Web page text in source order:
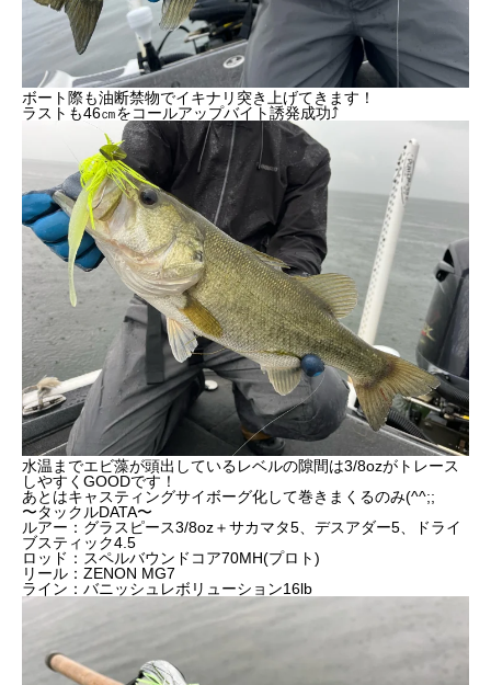
ボート際も油断禁物でイキナリ突き上げてきます！
ラストも46㎝をコールアップバイト誘発成功⤴︎
水温までエビ藻が頭出しているレベルの隙間は3/8ozがトレース
しやすくGOODです！
あとはキャスティングサイボーグ化して巻きまくるのみ(^^;;
〜タックルDATA〜
ルアー：グラスピース3/8oz＋サカマタ5、デスアダー5、ドライ
ブスティック4.5
ロッド：スペルバウンドコア70MH(プロト)
リール：ZENON MG7
ライン：バニッシュレボリューション16lb